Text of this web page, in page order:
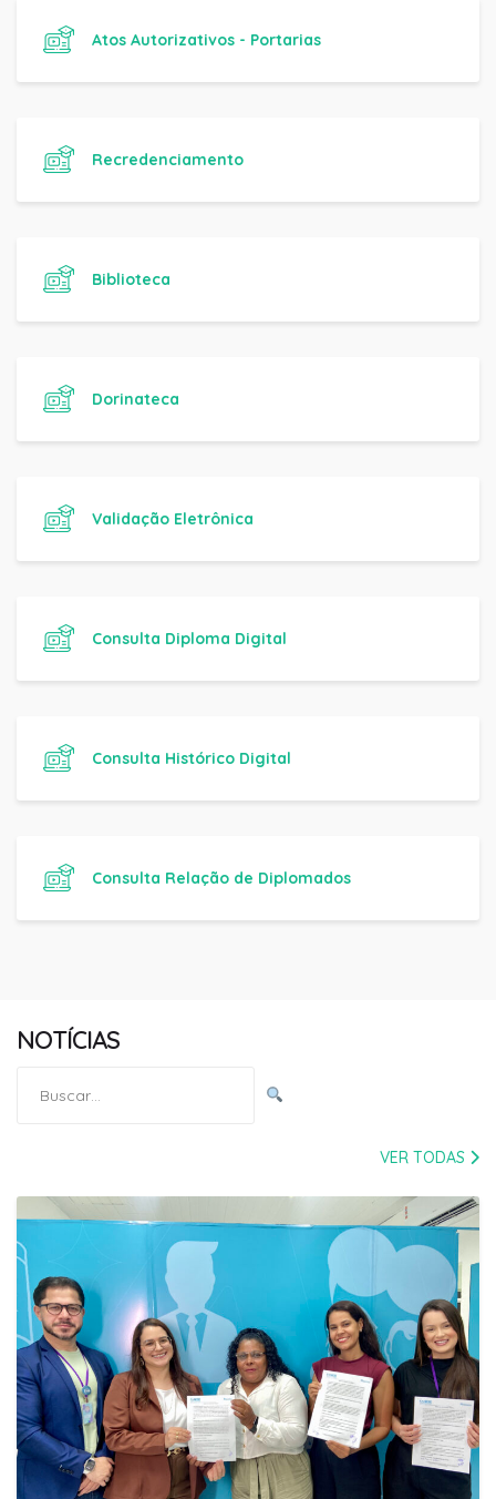
Atos Autorizativos - Portarias
Recredenciamento
Biblioteca
Dorinateca
Validação Eletrônica
Consulta Diploma Digital
Consulta Histórico Digital
Consulta Relação de Diplomados
NOTÍCIAS
por:
VER TODAS